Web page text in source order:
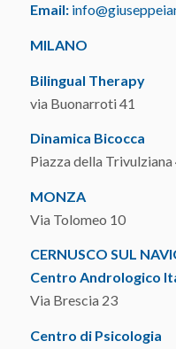
Email:
MILANO
Bilingual Therapy
via Buonarroti 41
Dinamica Bicocca
Piazza della Trivulziana
MONZA
Via Tolomeo 10
CERNUSCO SUL
Centro Andrologico
Via Brescia 23
Centro di Psicologia